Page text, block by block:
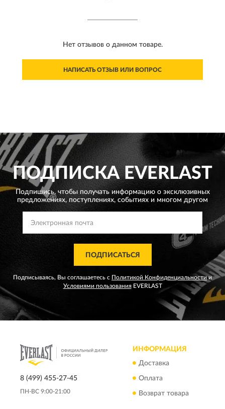
Нет отзывов о данном товаре.
НАПИСАТЬ ОТЗЫВ ИЛИ ВОПРОС
ПОДПИСКАEVERLAST
Подпишись, чтобы получать информацию о эксклюзивных
предложениях, поступлениях, событиях и многом другом
ПОДПИСАТЬСЯ
Подписываясь, Вы соглашаетесь с Политикой Конфиденциальности и
Условиями пользованияEVERLAST
8 (499) 455-27-45
ПН-ВС 9:00-21:00
ИНФОРМАЦИЯ
Доставка
Оплата
Возврат товара